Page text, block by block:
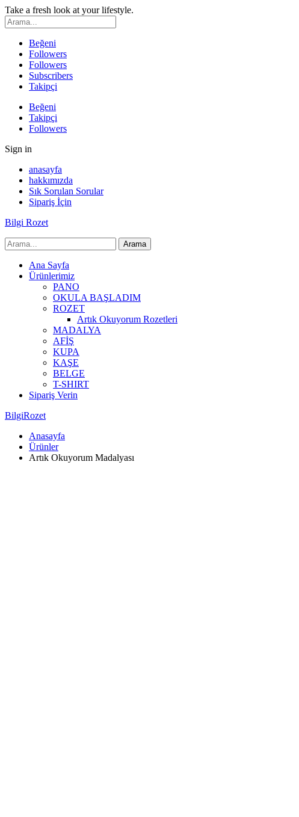
Take a fresh look at your lifestyle.
Beğeni
Followers
Followers
Subscribers
Takipçi
Beğeni
Takipçi
Followers
Sign in
anasayfa
hakkımızda
Sık Sorulan Sorular
Sipariş İçin
Bilgi Rozet
Ana Sayfa
Ürünlerimiz
PANO
OKULA BAŞLADIM
ROZET
Artık Okuyorum Rozetleri
MADALYA
AFİŞ
KUPA
KAŞE
BELGE
T-SHIRT
Sipariş Verin
BilgiRozet
Anasayfa
Ürünler
Artık Okuyorum Madalyası